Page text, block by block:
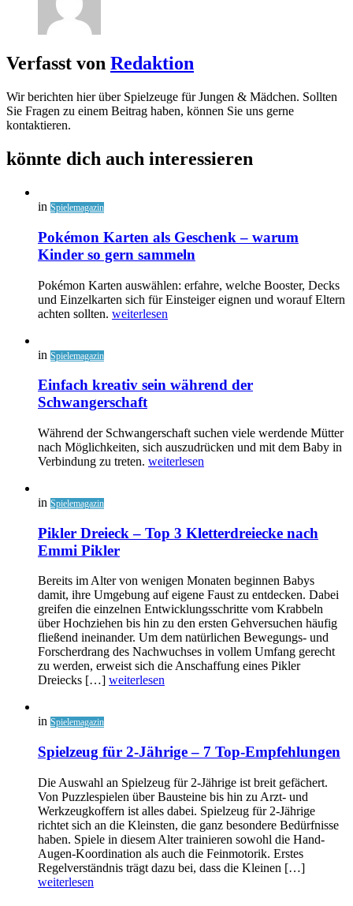
Verfasst von Redaktion
Wir berichten hier über Spielzeuge für Jungen & Mädchen. Sollten
Sie Fragen zu einem Beitrag haben, können Sie uns gerne
kontaktieren.
könnte dich auch interessieren
in Spielemagazin
Pokémon Karten als Geschenk – warum
Kinder so gern sammeln
Pokémon Karten auswählen: erfahre, welche Booster, Decks
und Einzelkarten sich für Einsteiger eignen und worauf Eltern
achten sollten. weiterlesen
in Spielemagazin
Einfach kreativ sein während der
Schwangerschaft
Während der Schwangerschaft suchen viele werdende Mütter
nach Möglichkeiten, sich auszudrücken und mit dem Baby in
Verbindung zu treten. weiterlesen
in Spielemagazin
Pikler Dreieck – Top 3 Kletterdreiecke nach
Emmi Pikler
Bereits im Alter von wenigen Monaten beginnen Babys
damit, ihre Umgebung auf eigene Faust zu entdecken. Dabei
greifen die einzelnen Entwicklungsschritte vom Krabbeln
über Hochziehen bis hin zu den ersten Gehversuchen häufig
fließend ineinander. Um dem natürlichen Bewegungs- und
Forscherdrang des Nachwuchses in vollem Umfang gerecht
zu werden, erweist sich die Anschaffung eines Pikler
Dreiecks […] weiterlesen
in Spielemagazin
Spielzeug für 2-Jährige – 7 Top-Empfehlungen
Die Auswahl an Spielzeug für 2-Jährige ist breit gefächert.
Von Puzzlespielen über Bausteine bis hin zu Arzt- und
Werkzeugkoffern ist alles dabei. Spielzeug für 2-Jährige
richtet sich an die Kleinsten, die ganz besondere Bedürfnisse
haben. Spiele in diesem Alter trainieren sowohl die Hand-
Augen-Koordination als auch die Feinmotorik. Erstes
Regelverständnis trägt dazu bei, dass die Kleinen […]
weiterlesen